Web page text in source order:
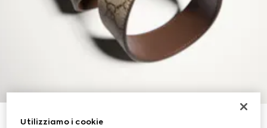
Cintura reversibile con fibbia rettangolare
Utilizziamo i cookie